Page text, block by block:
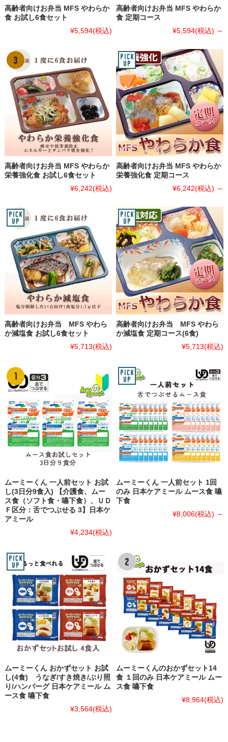
高齢者向けお弁当 MFS やわらか
食 お試し6食セット
¥5,594(税込)
高齢者向けお弁当 MFS やわらか
食 定期コース
¥5,594(税込) ～
高齢者向けお弁当 MFS やわらか
栄養強化食 お試し6食セット
¥6,242(税込)
高齢者向けお弁当 MFS やわらか
栄養強化食 定期コース
¥6,242(税込) ～
高齢者向けお弁当 MFS やわら
か減塩食 お試し6食セット
¥5,713(税込)
高齢者向けお弁当 MFS やわら
か減塩食 定期コース(6食)
¥5,713(税込)
ムーミーくん 一人前セット お試
し(3日分9食入) 【介護食、ムー
ス食（ソフト食・嚥下食）、ＵＤ
Ｆ区分：舌でつぶせる 3】日本ケ
アミール
¥4,234(税込)
ムーミーくん 一人前セット 1回
のみ 日本ケアミール ムース食 嚥
下食
¥8,006(税込) ～
ムーミーくん おかずセット お試
し(4食) うなぎ/すき焼き/ぶり照
り/ハンバーグ 日本ケアミール ム
ース食 嚥下食
¥3,564(税込)
ムーミーくんのおかずセット14
食 １回のみ 日本ケアミール ムー
ス食 嚥下食
¥8,964(税込)